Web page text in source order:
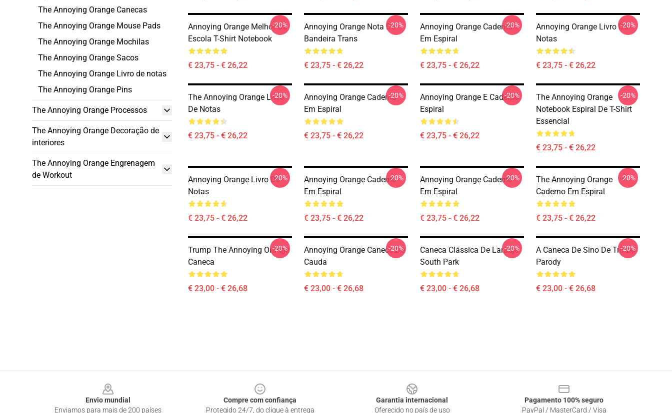
The Annoying Orange Canecas
The Annoying Orange Mouse Pads
The Annoying Orange Mochilas
The Annoying Orange Sacos
The Annoying Orange Livro de notas
The Annoying Orange Pins
The Annoying Orange Processos
The Annoying Orange Decoração de
interiores
The Annoying Orange Engrenagem
de Workout
Annoying Orange Melhor Da
Escola T-Shirt Notebook
€ 23,75 - € 26,22
-20%
Annoying Orange Nota De
Bandeira Trans
€ 23,75 - € 26,22
-20%
Annoying Orange Caderno
Em Espiral
€ 23,75 - € 26,22
-20%
Annoying Orange Livro De
Notas
€ 23,75 - € 26,22
-20%
The Annoying Orange Livro
De Notas
€ 23,75 - € 26,22
-20%
Annoying Orange Caderno
Em Espiral
€ 23,75 - € 26,22
-20%
Annoying Orange E Caderno
Espiral
€ 23,75 - € 26,22
-20%
The Annoying Orange
Notebook Espiral De T-Shirt
Essencial
€ 23,75 - € 26,22
-20%
Annoying Orange Livro De
Notas
€ 23,75 - € 26,22
-20%
Annoying Orange Caderno
Em Espiral
€ 23,75 - € 26,22
-20%
Annoying Orange Caderno
Em Espiral
€ 23,75 - € 26,22
-20%
The Annoying Orange
Caderno Em Espiral
€ 23,75 - € 26,22
-20%
Trump The Annoying Orange
Caneca
€ 23,00 - € 26,68
-20%
Annoying Orange Caneca De
Cauda
€ 23,00 - € 26,68
-20%
Caneca Clássica De Laranja
South Park
€ 23,00 - € 26,68
-20%
A Caneca De Sino De Trump
Parody
€ 23,00 - € 26,68
-20%
Envio mundial
Enviamos para mais de 200 países
Compre com confiança
Protegido 24/7, do clique à entrega
Garantia internacional
Oferecido no país de uso
Pagamento 100% seguro
PayPal / MasterCard / Visa